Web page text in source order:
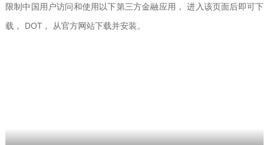
限制中国用户访问和使用以下第三方金融应用， 进入该页面后即可下
载， DOT， 从官方网站下载并安装。